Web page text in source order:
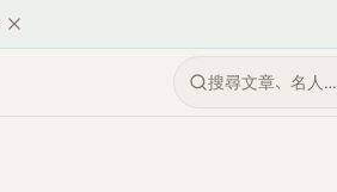
搜尋文章、名人…